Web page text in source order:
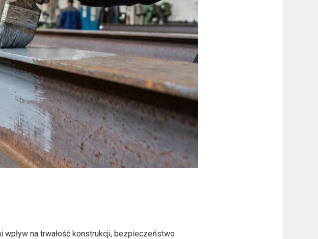
na trwałość konstrukcji, bezpieczeństwo